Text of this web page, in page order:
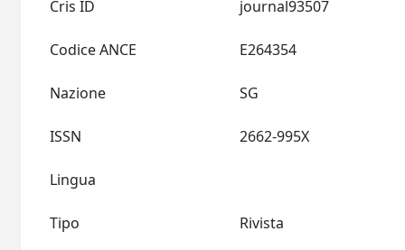
Cris ID
Codice ANCE
Nazione
ISSN
Lingua
Tipo Rivista